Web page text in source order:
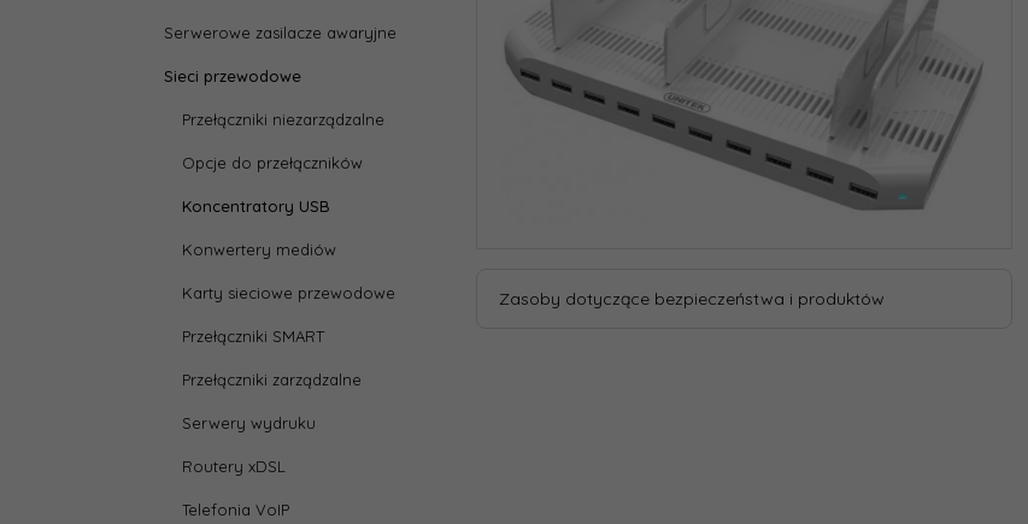
Serwerowe zasilacze awaryjne
Sieci przewodowe
Przełączniki niezarządzalne
Opcje do przełączników
Koncentratory USB
Konwertery mediów
Karty sieciowe przewodowe
Przełączniki SMART
Przełączniki zarządzalne
Serwery wydruku
Routery xDSL
Telefonia VoIP
Zasoby dotyczące bezpieczeństwa i produktów